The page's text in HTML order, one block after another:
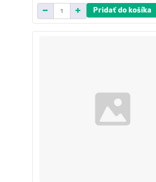
Pridať do košíka